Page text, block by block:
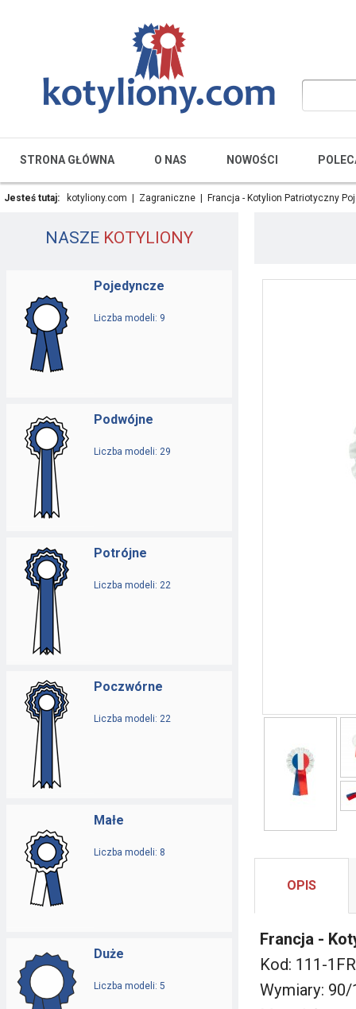
STRONA GŁÓWNA O NAS NOWOŚCI
Jesteś tutaj: kotyliony.com Zagraniczne Francja - Kotylion Patriotyczny
NASZE KOTYLIONY
Pojedyncze
Liczba modeli: 9
Podwójne
Liczba modeli: 29
Potrójne
Liczba modeli: 22
Poczwórne
Liczba modeli: 22
Małe
Liczba modeli: 8
Duże
Liczba modeli: 5
OPIS
Francja -
Kod: 111-1FR
Wymiary: